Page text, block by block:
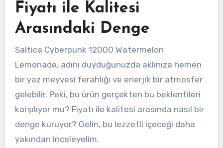
Fiyatı ile Kalitesi
Arasındaki Denge
Saltica Cyberpunk 12000 Watermelon
Lemonade, adını duyduğunuzda aklınıza hemen
bir yaz meyvesi ferahlığı ve enerjik bir atmosfer
gelebilir. Peki, bu ürün gerçekten bu beklentileri
karşılıyor mu? Fiyatı ile kalitesi arasında nasıl bir
denge kuruyor? Gelin, bu lezzetli içeceği daha
yakından inceleyelim.